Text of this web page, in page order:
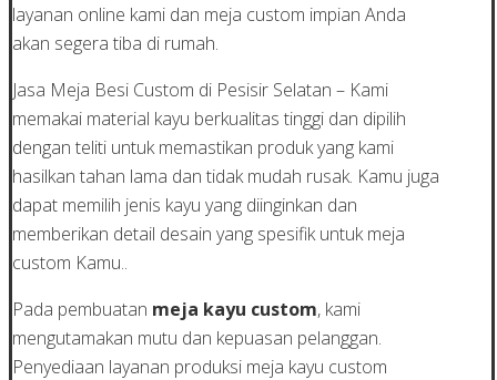
layanan online kami dan meja custom impian Anda
akan segera tiba di rumah.
Jasa Meja Besi Custom di Pesisir Selatan – Kami
memakai material kayu berkualitas tinggi dan dipilih
dengan teliti untuk memastikan produk yang kami
hasilkan tahan lama dan tidak mudah rusak. Kamu juga
dapat memilih jenis kayu yang diinginkan dan
memberikan detail desain yang spesifik untuk meja
custom Kamu..
Pada pembuatan meja kayu custom, kami
mengutamakan mutu dan kepuasan pelanggan.
Penyediaan layanan produksi meja kayu custom